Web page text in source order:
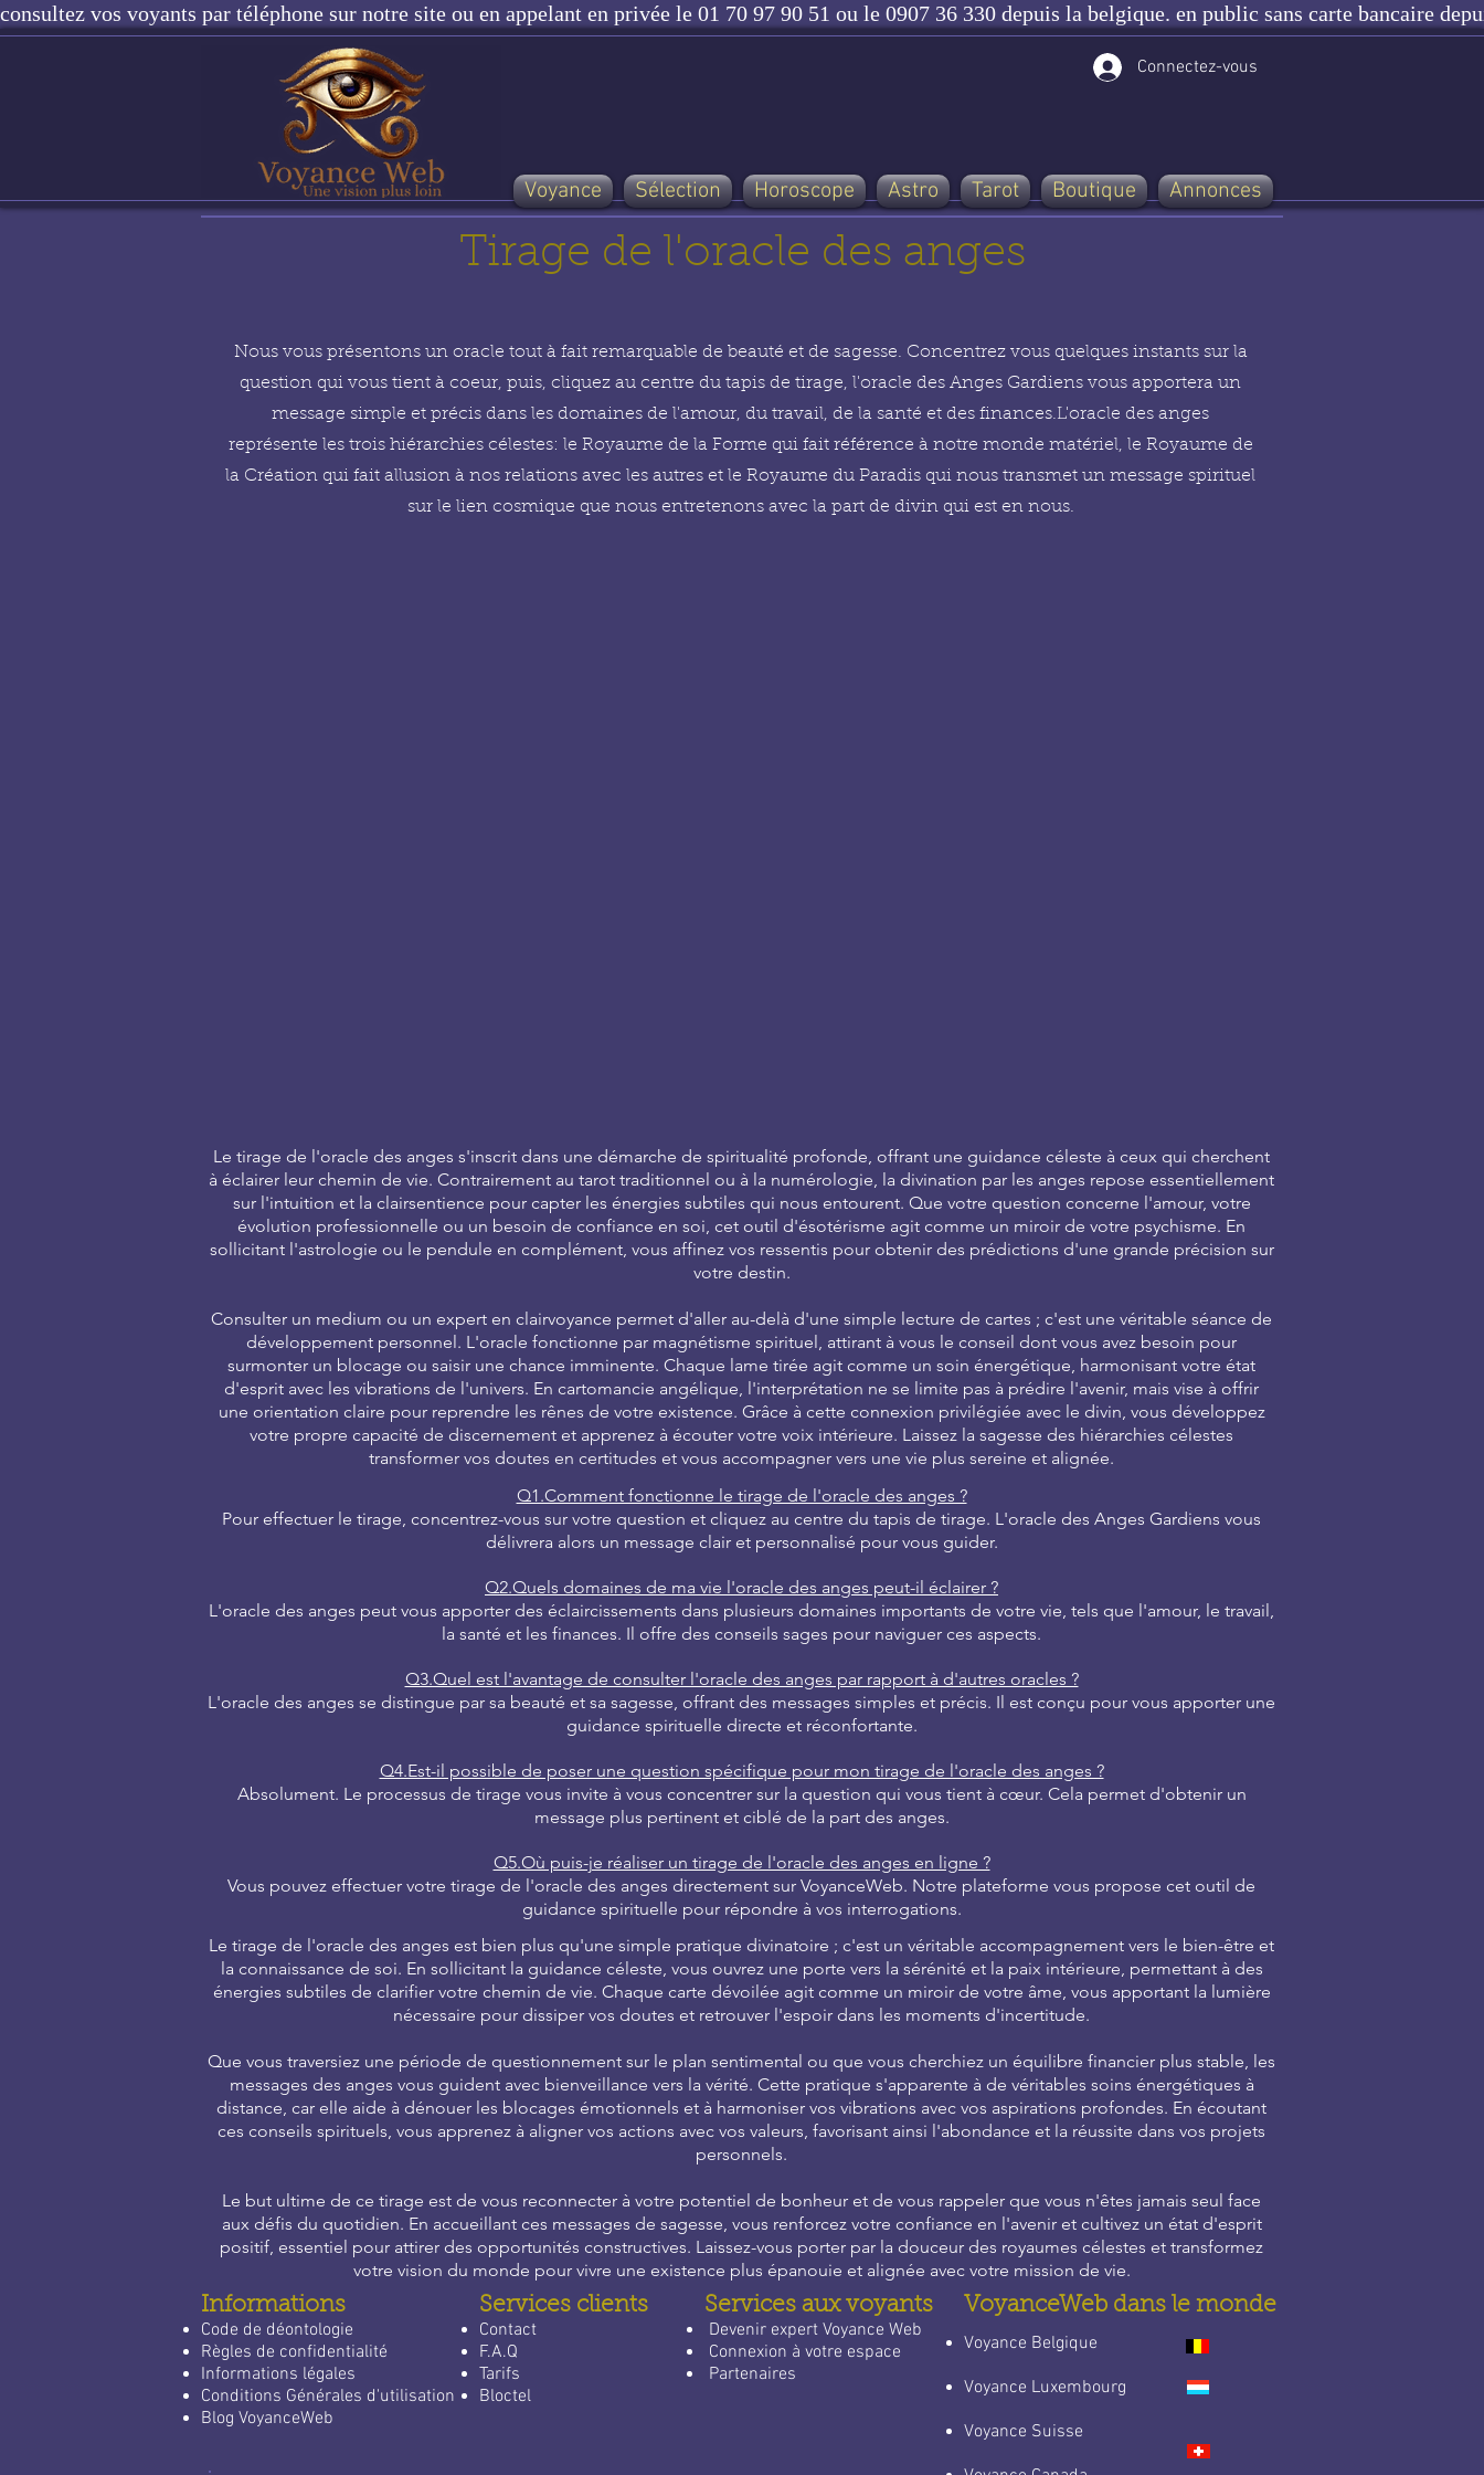
consultez vos voyants par téléphone sur notre site ou en appelant en privée le 01 70 97 90 51 ou le 0907 36 330 depuis la belgique. en public sans carte bancaire
Connectez-vous
Voyance Sélection Horoscope Astro Tarot Boutique Annonces
Tirage de l'oracle des anges
Nous vous présentons un oracle tout à fait remarquable de beauté et de sagesse. Concentrez vous quelques instants sur la
question qui vous tient à coeur, puis, cliquez au centre du tapis de tirage, l'oracle des Anges Gardiens vous apportera un
message simple et précis dans les domaines de l'amour, du travail, de la santé et des finances.L'oracle des anges
représente les trois hiérarchies célestes: le Royaume de la Forme qui fait référence à notre monde matériel, le Royaume de
la Création qui fait allusion à nos relations avec les autres et le Royaume du Paradis qui nous transmet un message spirituel
sur le lien cosmique que nous entretenons avec la part de divin qui est en nous.
Le tirage de l'oracle des anges s'inscrit dans une démarche de spiritualité profonde, offrant une guidance céleste à ceux qui cherchent
à éclairer leur chemin de vie. Contrairement au tarot traditionnel ou à la numérologie, la divination par les anges repose essentiellement
sur l'intuition et la clairsentience pour capter les énergies subtiles qui nous entourent. Que votre question concerne l'amour, votre
évolution professionnelle ou un besoin de confiance en soi, cet outil d'ésotérisme agit comme un miroir de votre psychisme. En
sollicitant l'astrologie ou le pendule en complément, vous affinez vos ressentis pour obtenir des prédictions d'une grande précision sur
votre destin.
Consulter un medium ou un expert en clairvoyance permet d'aller au-delà d'une simple lecture de cartes ; c'est une véritable séance de
développement personnel. L'oracle fonctionne par magnétisme spirituel, attirant à vous le conseil dont vous avez besoin pour
surmonter un blocage ou saisir une chance imminente. Chaque lame tirée agit comme un soin énergétique, harmonisant votre état
d'esprit avec les vibrations de l'univers. En cartomancie angélique, l'interprétation ne se limite pas à prédire l'avenir, mais vise à offrir
une orientation claire pour reprendre les rênes de votre existence. Grâce à cette connexion privilégiée avec le divin, vous développez
votre propre capacité de discernement et apprenez à écouter votre voix intérieure. Laissez la sagesse des hiérarchies célestes
transformer vos doutes en certitudes et vous accompagner vers une vie plus sereine et alignée.
Q1.Comment fonctionne le tirage de l'oracle des anges ?
Pour effectuer le tirage, concentrez-vous sur votre question et cliquez au centre du tapis de tirage. L'oracle des Anges Gardiens vous
délivrera alors un message clair et personnalisé pour vous guider.
Q2.Quels domaines de ma vie l'oracle des anges peut-il éclairer ?
L'oracle des anges peut vous apporter des éclaircissements dans plusieurs domaines importants de votre vie, tels que l'amour, le travail,
la santé et les finances. Il offre des conseils sages pour naviguer ces aspects.
Q3.Quel est l'avantage de consulter l'oracle des anges par rapport à d'autres oracles ?
L'oracle des anges se distingue par sa beauté et sa sagesse, offrant des messages simples et précis. Il est conçu pour vous apporter une
guidance spirituelle directe et réconfortante.
Q4.Est-il possible de poser une question spécifique pour mon tirage de l'oracle des anges ?
Absolument. Le processus de tirage vous invite à vous concentrer sur la question qui vous tient à cœur. Cela permet d'obtenir un
message plus pertinent et ciblé de la part des anges.
Q5.Où puis-je réaliser un tirage de l'oracle des anges en ligne ?
Vous pouvez effectuer votre tirage de l'oracle des anges directement sur VoyanceWeb. Notre plateforme vous propose cet outil de
guidance spirituelle pour répondre à vos interrogations.
Le tirage de l'oracle des anges est bien plus qu'une simple pratique divinatoire ; c'est un véritable accompagnement vers le bien-être et
la connaissance de soi. En sollicitant la guidance céleste, vous ouvrez une porte vers la sérénité et la paix intérieure, permettant à des
énergies subtiles de clarifier votre chemin de vie. Chaque carte dévoilée agit comme un miroir de votre âme, vous apportant la lumière
nécessaire pour dissiper vos doutes et retrouver l'espoir dans les moments d'incertitude.
Que vous traversiez une période de questionnement sur le plan sentimental ou que vous cherchiez un équilibre financier plus stable, les
messages des anges vous guident avec bienveillance vers la vérité. Cette pratique s'apparente à de véritables soins énergétiques à
distance, car elle aide à dénouer les blocages émotionnels et à harmoniser vos vibrations avec vos aspirations profondes. En écoutant
ces conseils spirituels, vous apprenez à aligner vos actions avec vos valeurs, favorisant ainsi l'abondance et la réussite dans vos projets
personnels.
Le but ultime de ce tirage est de vous reconnecter à votre potentiel de bonheur et de vous rappeler que vous n'êtes jamais seul face
aux défis du quotidien. En accueillant ces messages de sagesse, vous renforcez votre confiance en l'avenir et cultivez un état d'esprit
positif, essentiel pour attirer des opportunités constructives. Laissez-vous porter par la douceur des royaumes célestes et transformez
votre vision du monde pour vivre une existence plus épanouie et alignée avec votre mission de vie.
Informations
Code de déontologie
Règles de confidentialité
Informations légales
Conditions Générales d'utilisation
Blog VoyanceWeb
Services clients
Contact
F.A.Q
Tarifs
Bloctel
Services aux voyants
Devenir expert Voyance Web
Connexion à votre espace
Partenaires
VoyanceWeb dans le monde
​Voyance Belgique
Voyance Luxembourg
Voyance Suisse